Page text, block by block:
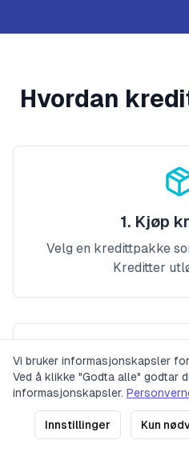
Hvordan
1. Kjøp
Velg en kredittpakke
Kreditter
2.
1 kreditt brukes for hver
Priser
2023 LinguaFlow. Alle rettigheter
reservert.
Vi bruker informasjonskapsler
Ved å klikke "Godta alle" godtar
informasjonskapsler.
Innstillinger Kun